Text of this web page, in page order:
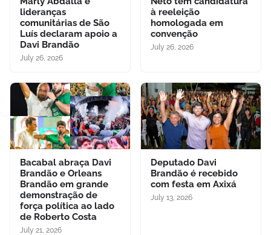
lideranças
comunitárias de São
Luís declaram apoio a
Davi Brandão
July 26, 2026
à reeleição
homologada em
convenção
July 26, 2026
Bacabal abraça Davi
Brandão e Orleans
Brandão em grande
demonstração de
força política ao lado
de Roberto Costa
July 21, 2026
Deputado Davi
Brandão é recebido
com festa em Axixá
July 13, 2026